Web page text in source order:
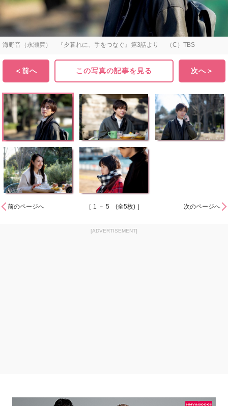
海野音（永瀬廉） 『夕暮れに、手をつなぐ』第3話より （C）TBS
＜前へ この写真の記事を見る 次へ＞
前のページへ ［ 1 － 5 (全5枚) ］ 次のページへ
[ADVERTISEMENT]